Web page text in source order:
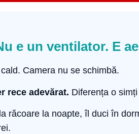
e un ventilator. E
Camera nu se schimbă.
rece adevărat. Diferența o
răcoare la noapte, îl duci în